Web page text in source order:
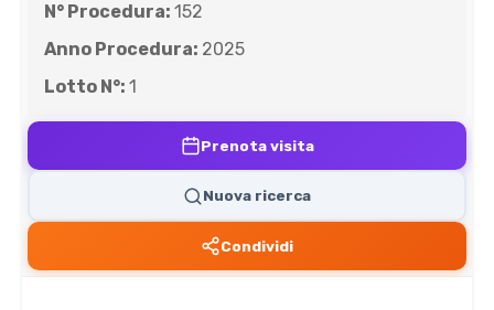
N° Procedura: 152
Anno Procedura: 2025
Lotto N°: 1
Prenota visita
Nuova ricerca
Condividi